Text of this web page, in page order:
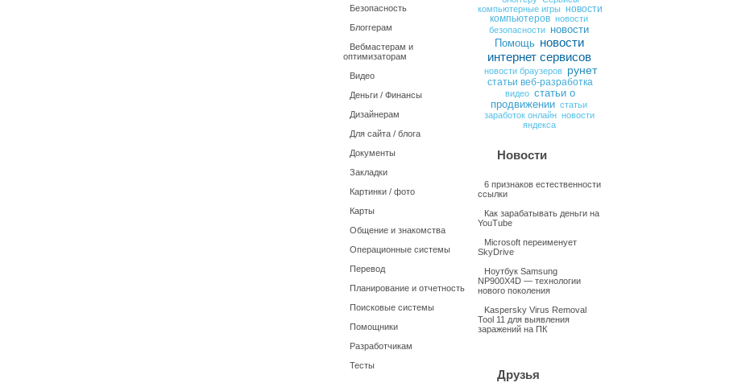
Безопасность
Блоггерам
Вебмастерам и
оптимизаторам
Видео
Деньги / Финансы
Дизайнерам
Для сайта / блога
Документы
Закладки
Картинки / фото
Карты
Общение и знакомства
Операционные системы
Перевод
Планирование и отчетность
Поисковые системы
Помощники
Разработчикам
Тесты
компьютерные игры новости
компьютеров новости
безопасности новости
Помощь новости
интернет сервисов
новости браузеров рунет
статьи веб-разработка
видео статьи о
продвижении статьи
заработок онлайн новости
яндекса
Новости
6 признаков естественности
ссылки
Как зарабатывать деньги на
YouTube
Microsoft переименует
SkyDrive
Ноутбук Samsung
NP900X4D — технологии
нового поколения
Kaspersky Virus Removal
Tool 11 для выявления
заражений на ПК
Друзья